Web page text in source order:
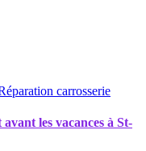
carrosserie
les vacances à St-